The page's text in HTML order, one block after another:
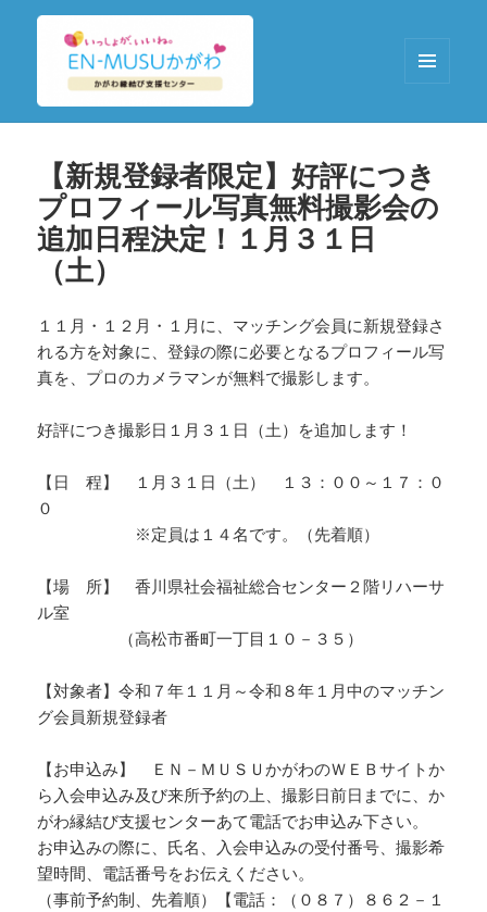
【新規登録者限定】好評につき
プロフィール写真無料撮影会の
追加日程決定！１月３１日
（土）
１１月・１２月・１月に、マッチング会員に新規登録さ
れる方を対象に、登録の際に必要となるプロフィール写
真を、プロのカメラマンが無料で撮影します。
好評につき撮影日１月３１日（土）を追加します！
【日 程】 １月３１日（土） １３：００～１７：０
０
※定員は１４名です。（先着順）
【場 所】 香川県社会福祉総合センター２階リハーサ
ル室
（高松市番町一丁目１０－３５）
【対象者】令和７年１１月～令和８年１月中のマッチン
グ会員新規登録者
【お申込み】 ＥＮ－ＭＵＳＵかがわのＷＥＢサイトか
ら入会申込み及び来所予約の上、撮影日前日までに、か
がわ縁結び支援センターあて電話でお申込み下さい。
お申込みの際に、氏名、入会申込みの受付番号、撮影希
望時間、電話番号をお伝えください。
（事前予約制、先着順）【電話：（０８７）８６２－１